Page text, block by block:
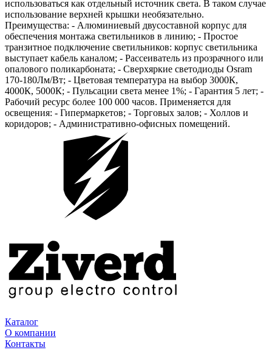
использоваться как отдельный источник света. В таком случае
использование верхней крышки необязательно.
Преимущества: - Алюминиевый двусоставной корпус для
обеспечения монтажа светильников в линию; - Простое
транзитное подключение светильников: корпус светильника
выступает кабель каналом; - Рассеиватель из прозрачного или
опалового поликарбоната; - Сверхяркие светодиоды Osram
170-180Лм/Вт; - Цветовая температура на выбор 3000К,
4000К, 5000К; - Пульсации света менее 1%; - Гарантия 5 лет; -
Рабочий ресурс более 100 000 часов. Применяется для
освещения: - Гипермаркетов; - Торговых залов; - Холлов и
коридоров; - Административно-офисных помещений.
Каталог
О компании
Контакты